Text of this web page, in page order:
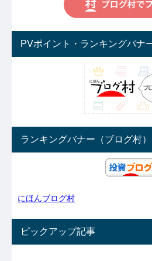
PVポイント・ランキングバナ
ランキングバナー（ブログ村）
にほんブログ村
ピックアップ記事